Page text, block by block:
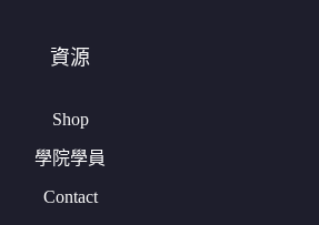
資源
Shop
學院學員
Contact